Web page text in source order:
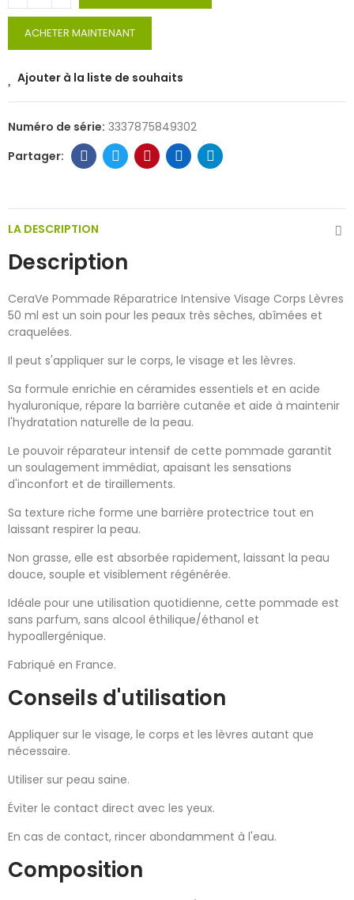
ACHETER MAINTENANT
Ajouter à la liste de souhaits
Numéro de série: 3337875849302
LA DESCRIPTION
Description
CeraVe Pommade Réparatrice Intensive Visage Corps Lèvres
50 ml est un soin pour les peaux très sèches, abîmées et
craquelées.
Il peut s'appliquer sur le corps, le visage et les lèvres.
Sa formule enrichie en céramides essentiels et en acide
hyaluronique, répare la barrière cutanée et aide à maintenir
l'hydratation naturelle de la peau.
Le pouvoir réparateur intensif de cette pommade garantit
un soulagement immédiat, apaisant les sensations
d'inconfort et de tiraillements.
Sa texture riche forme une barrière protectrice tout en
laissant respirer la peau.
Non grasse, elle est absorbée rapidement, laissant la peau
douce, souple et visiblement régénérée.
Idéale pour une utilisation quotidienne, cette pommade est
sans parfum, sans alcool éthilique/éthanol et
hypoallergénique.
Fabriqué en France.
Conseils d'utilisation
Appliquer sur le visage, le corps et les lèvres autant que
nécessaire.
Utiliser sur peau saine.
Éviter le contact direct avec les yeux.
En cas de contact, rincer abondamment à l'eau.
Composition